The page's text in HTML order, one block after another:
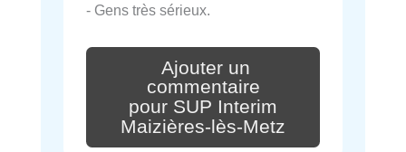
- Gens très sérieux.
Ajouter un
commentaire
pour SUP Interim
Maizières-lès-Metz